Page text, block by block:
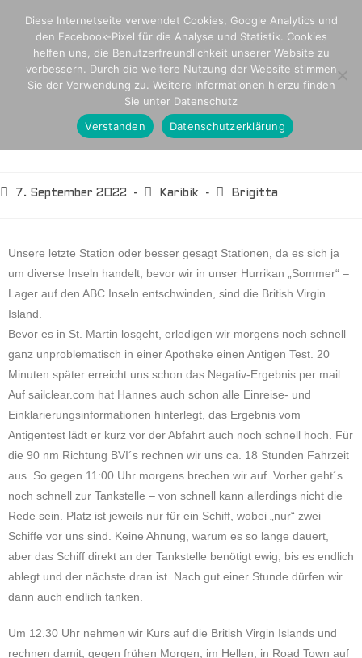
Fast allein unter Charterbooten
in den BVIs
7. September 2022 Karibik Brigitta
Unsere letzte Station oder besser gesagt Stationen, da es sich ja
um diverse Inseln handelt, bevor wir in unser Hurrikan „Sommer“ –
Lager auf den ABC Inseln entschwinden, sind die British Virgin
Island.
Bevor es in St. Martin losgeht, erledigen wir morgens noch schnell
ganz unproblematisch in einer Apotheke einen Antigen Test. 20
Minuten später erreicht uns schon das Negativ-Ergebnis per mail.
Auf sailclear.com hat Hannes auch schon alle Einreise- und
Einklarierungsinformationen hinterlegt, das Ergebnis vom
Antigentest lädt er kurz vor der Abfahrt auch noch schnell hoch. Für
die 90 nm Richtung BVI´s rechnen wir uns ca. 18 Stunden Fahrzeit
aus. So gegen 11:00 Uhr morgens brechen wir auf. Vorher geht´s
noch schnell zur Tankstelle – von schnell kann allerdings nicht die
Rede sein. Platz ist jeweils nur für ein Schiff, wobei „nur“ zwei
Schiffe vor uns sind. Keine Ahnung, warum es so lange dauert,
aber das Schiff direkt an der Tankstelle benötigt ewig, bis es endlich
ablegt und der nächste dran ist. Nach gut einer Stunde dürfen wir
dann auch endlich tanken.
Um 12.30 Uhr nehmen wir Kurs auf die British Virgin Islands und
rechnen damit, gegen frühen Morgen, im Hellen, in Road Town auf
Diese Internetseite verwendet Cookies, Google Analytics und
den Facebook-Pixel für die Analyse und Statistik. Cookies
helfen uns, die Benutzerfreundlichkeit unserer Website zu
verbessern. Durch die weitere Nutzung der Website stimmen
Sie der Verwendung zu. Weitere Informationen hierzu finden
Sie unter Datenschutz
Verstanden
Datenschutzerklärung